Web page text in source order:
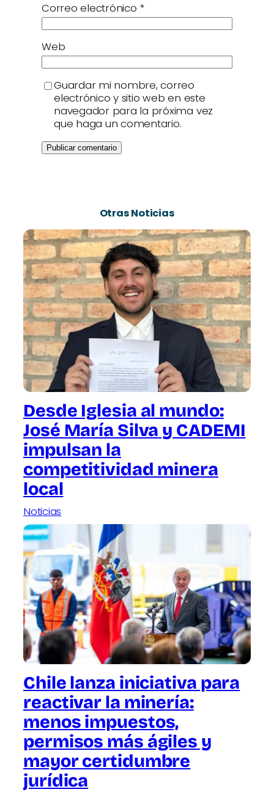
Correo electrónico *
Web
Guardar mi nombre, correo
electrónico y sitio web en este
navegador para la próxima vez
que haga un comentario.
Otras Noticias
Desde Iglesia al mundo:
José María Silva y CADEMI
impulsan la
competitividad minera
local
Noticias
Chile lanza iniciativa para
reactivar la minería:
menos impuestos,
permisos más ágiles y
mayor certidumbre
jurídica